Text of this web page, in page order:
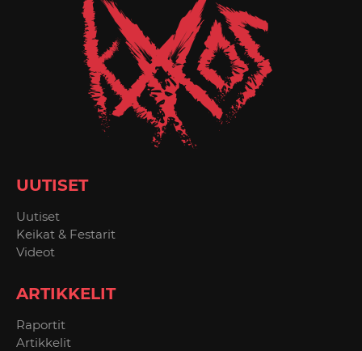
UUTISET
Uutiset
Keikat & Festarit
Videot
ARTIKKELIT
Raportit
Artikkelit